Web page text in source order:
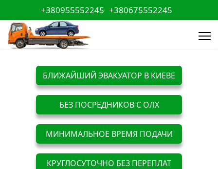
+380955552245 +380675552245
БЛИЖАЙШИЙ ЭВАКУАТОР В КИЕВЕ
БЕЗ ПОСРЕДНИКОВ С ОЛХ
МИНИМАЛЬНОЕ ВРЕМЯ ПОДАЧИ
КРУГЛОСУТОЧНО БЕЗ ПЕРЕПЛАТ